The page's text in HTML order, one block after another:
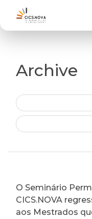
Archive
O Seminário
CICS.NOVA
aos Mestrados